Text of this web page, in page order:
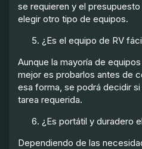
se requieren y el
elegir otro tipo de equipos.
¿Es el equipo de RV
Aunque la mayoría de
mejor es probarlos antes de
esa forma, se podrá decidir
tarea requerida.
¿Es portátil y duradero
Dependiendo de las